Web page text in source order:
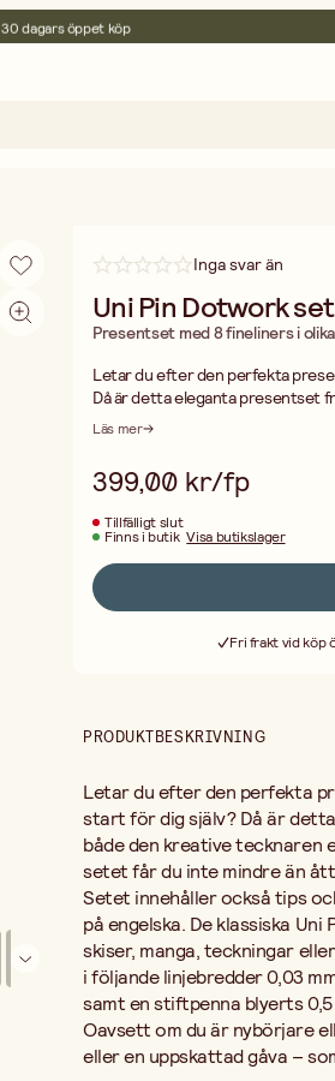
30 dagars öppet köp
Inga svar än
Uni Pin Dotwork set
Presentset med 8 fineliners i
Letar du efter den perfekta
Då är detta eleganta presentset
för den som vill komma igång
och är perfekta till skiser,
stiftpenna blyerts 0,5 mm.
Oavsett om du är nybörjare
uppskattad gåva – som lockar
Läs mer
399,00 kr/fp
Tillfälligt slut
Finns i butik Visa butikslager
Fri frakt vid köp
PRODUKTBESKRIVNING
Letar du efter den perfekta
start för dig själv? Då är
både den kreative tecknaren
setet får du inte mindre än
Setet innehåller också tips
på engelska. De klassiska
skiser, manga, teckningar
i följande linjebredder 0,03
samt en stiftpenna blyerts
Oavsett om du är nybörjare
eller en uppskattad gåva –